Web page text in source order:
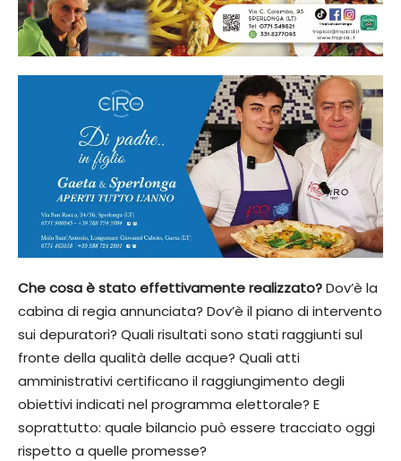
Che cosa è stato effettivamente realizzato?Dov’è la
cabina di regia annunciata? Dov’è il piano di intervento
sui depuratori? Quali risultati sono stati raggiunti sul
fronte della qualità delle acque? Quali atti
amministrativi certificano il raggiungimento degli
obiettivi indicati nel programma elettorale? E
soprattutto: quale bilancio può essere tracciato oggi
rispetto a quelle promesse?